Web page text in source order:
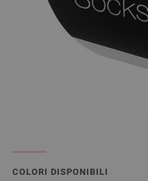
COLORI DISPONIBILI